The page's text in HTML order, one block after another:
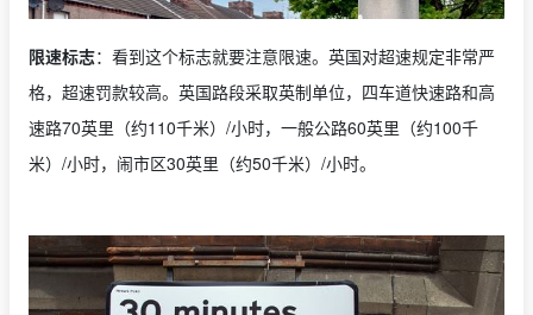
限速标志：看到这个标志就要注意限速。英国对超速规定非常严
格，超速罚款较高。英国路段采取英制单位，四车道快速路和高
速路70英里（约110千米）/小时，一般公路60英里（约100千
米）/小时，闹市区30英里（约50千米）/小时。